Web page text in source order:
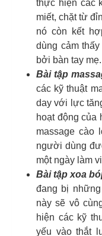
thực hiện các
miết, chặt từ
nó còn kết
dùng cảm
bởi bàn tay mẹ.
Bài tập
các kỹ thuật
day với lực
hoạt động của
massage cào
người dùng
một ngày làm
Bài tập xoa
đang bị
này sẽ vô
hiện các kỹ
yếu vào thắt